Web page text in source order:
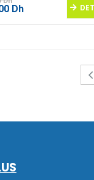
Dh.
DhLe
actuel
3549,00 Dh.